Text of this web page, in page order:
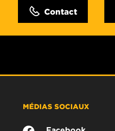
Contact
MÉDIAS SOCIAUX